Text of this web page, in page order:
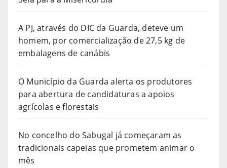
A PJ, através do DIC da Guarda, deteve um
homem, por comercialização de 27,5 kg de
embalagens de canábis
O Município da Guarda alerta os produtores
para abertura de candidaturas a apoios
agrícolas e florestais
No concelho do Sabugal já começaram as
tradicionais capeias que prometem animar o
mês